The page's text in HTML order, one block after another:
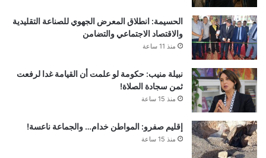
الحسيمة: انطلاق المعرض الجهوي للصناعة التقليدية
والاقتصاد الاجتماعي والتضامن
منذ 11 ساعة
نبيلة منيب: حكومة لو علمت أن القيامة غدا لرفعت
ثمن سجادة الصلاة!
منذ 15 ساعة
إقليم صفرو: المواطن خدام… والجماعة ناعسة!
منذ 15 ساعة